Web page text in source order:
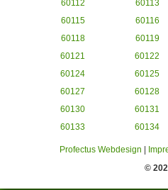
60112
60113
60115
60116
60118
60119
60121
60122
60124
60125
60127
60128
60130
60131
60133
60134
Profectus Webdesign
©